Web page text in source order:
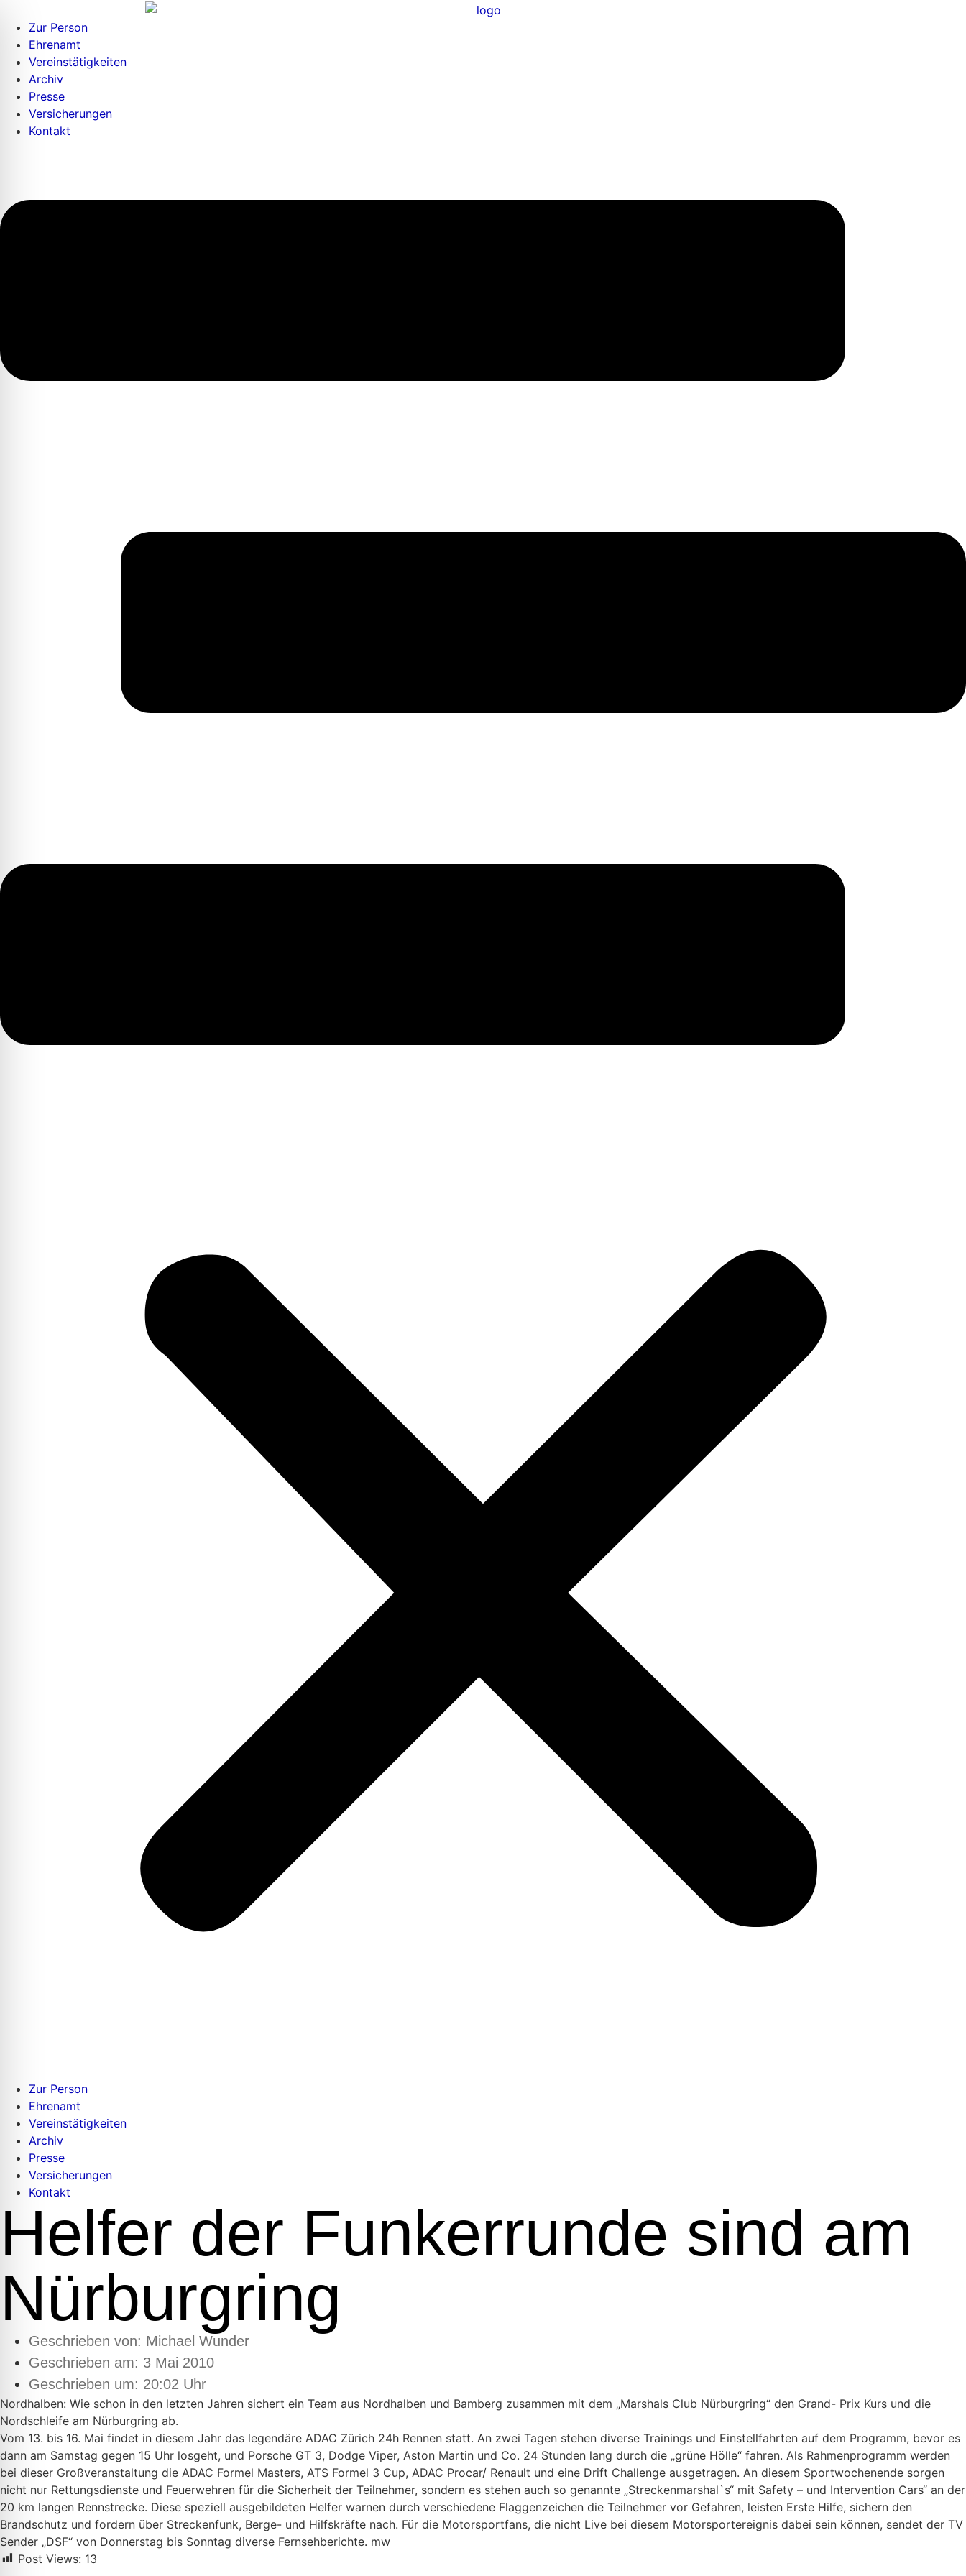
Zur Person
Ehrenamt
Vereinstätigkeiten
Archiv
Presse
Versicherungen
Kontakt
Zur Person
Ehrenamt
Vereinstätigkeiten
Archiv
Presse
Versicherungen
Kontakt
Helfer der Funkerrunde sind am
Nürburgring
Geschrieben von: Michael Wunder
Geschrieben am: 3 Mai 2010
Geschrieben um: 20:02 Uhr
Nordhalben: Wie schon in den letzten Jahren sichert ein Team aus Nordhalben und Bamberg zusammen mit dem „Marshals Club Nürburgring“ den Grand- Prix Kurs und die
Nordschleife am Nürburgring ab.
Vom 13. bis 16. Mai findet in diesem Jahr das legendäre ADAC Zürich 24h Rennen statt. An zwei Tagen stehen diverse Trainings und Einstellfahrten auf dem Programm, bevor es
dann am Samstag gegen 15 Uhr losgeht, und Porsche GT 3, Dodge Viper, Aston Martin und Co. 24 Stunden lang durch die „grüne Hölle“ fahren. Als Rahmenprogramm werden
bei dieser Großveranstaltung die ADAC Formel Masters, ATS Formel 3 Cup, ADAC Procar/ Renault und eine Drift Challenge ausgetragen. An diesem Sportwochenende sorgen
nicht nur Rettungsdienste und Feuerwehren für die Sicherheit der Teilnehmer, sondern es stehen auch so genannte „Streckenmarshal`s“ mit Safety – und Intervention Cars“ an der
20 km langen Rennstrecke. Diese speziell ausgebildeten Helfer warnen durch verschiedene Flaggenzeichen die Teilnehmer vor Gefahren, leisten Erste Hilfe, sichern den
Brandschutz und fordern über Streckenfunk, Berge- und Hilfskräfte nach. Für die Motorsportfans, die nicht Live bei diesem Motorsportereignis dabei sein können, sendet der TV
Sender „DSF“ von Donnerstag bis Sonntag diverse Fernsehberichte. mw
Post Views: 13